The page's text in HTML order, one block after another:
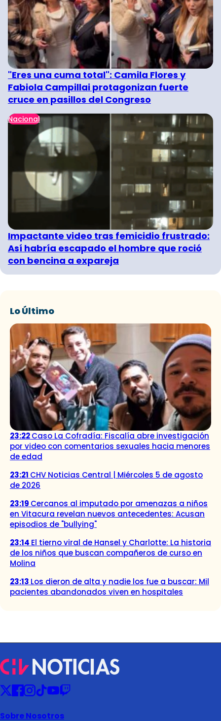
"Eres una cuma total": Camila Flores y
Fabiola Campillai protagonizan fuerte
cruce en pasillos del Congreso
Nacional
Impactante video tras femicidio frustrado:
Así habría escapado el hombre que roció
con bencina a expareja
Lo Último
23:22Caso La Cofradía: Fiscalía abre investigación
por video con comentarios sexuales hacia menores
de edad
23:21 CHV Noticias Central | Miércoles 5 de agosto
de 2026
23:19 Cercanos al imputado por amenazas a niños
en Vitacura revelan nuevos antecedentes: Acusan
episodios de "bullying"
23:14 El tierno viral de Hansel y Charlotte: La historia
de los niños que buscan compañeros de curso en
Molina
23:13 Los dieron de alta y nadie los fue a buscar: Mil
pacientes abandonados viven en hospitales
Sobre Nosotros